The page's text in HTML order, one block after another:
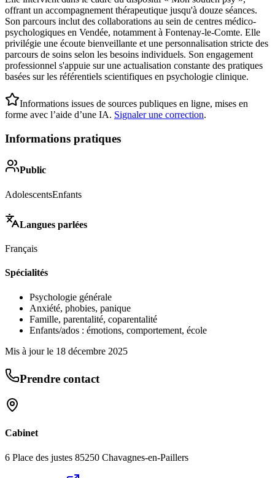
offrant un accompagnement thérapeutique jusqu'à douze séances.
Son parcours inclut des collaborations au sein de centres médico-
psychologiques en Vendée, notamment à Fontenay-le-Comte. Elle
privilégie une écoute bienveillante et une personnalisation stricte des
parcours de soins selon les besoins individuels. Son engagement
professionnel s'appuie sur une actualisation constante des pratiques
basées sur les référentiels scientifiques en psychologie clinique.
Informations issues de sources publiques en ligne, mises en
forme avec l’aide d’une IA. Signaler une correction.
Informations pratiques
Public
AdolescentsEnfants
Langues parlées
Français
Spécialités
Psychologie générale
Anxiété, phobies, panique
Famille, parentalité, coparentalité
Enfants/ados : émotions, comportement, école
Mis à jour le 18 décembre 2025
Prendre contact
Cabinet
6 Place des justes 85250 Chavagnes-en-Paillers